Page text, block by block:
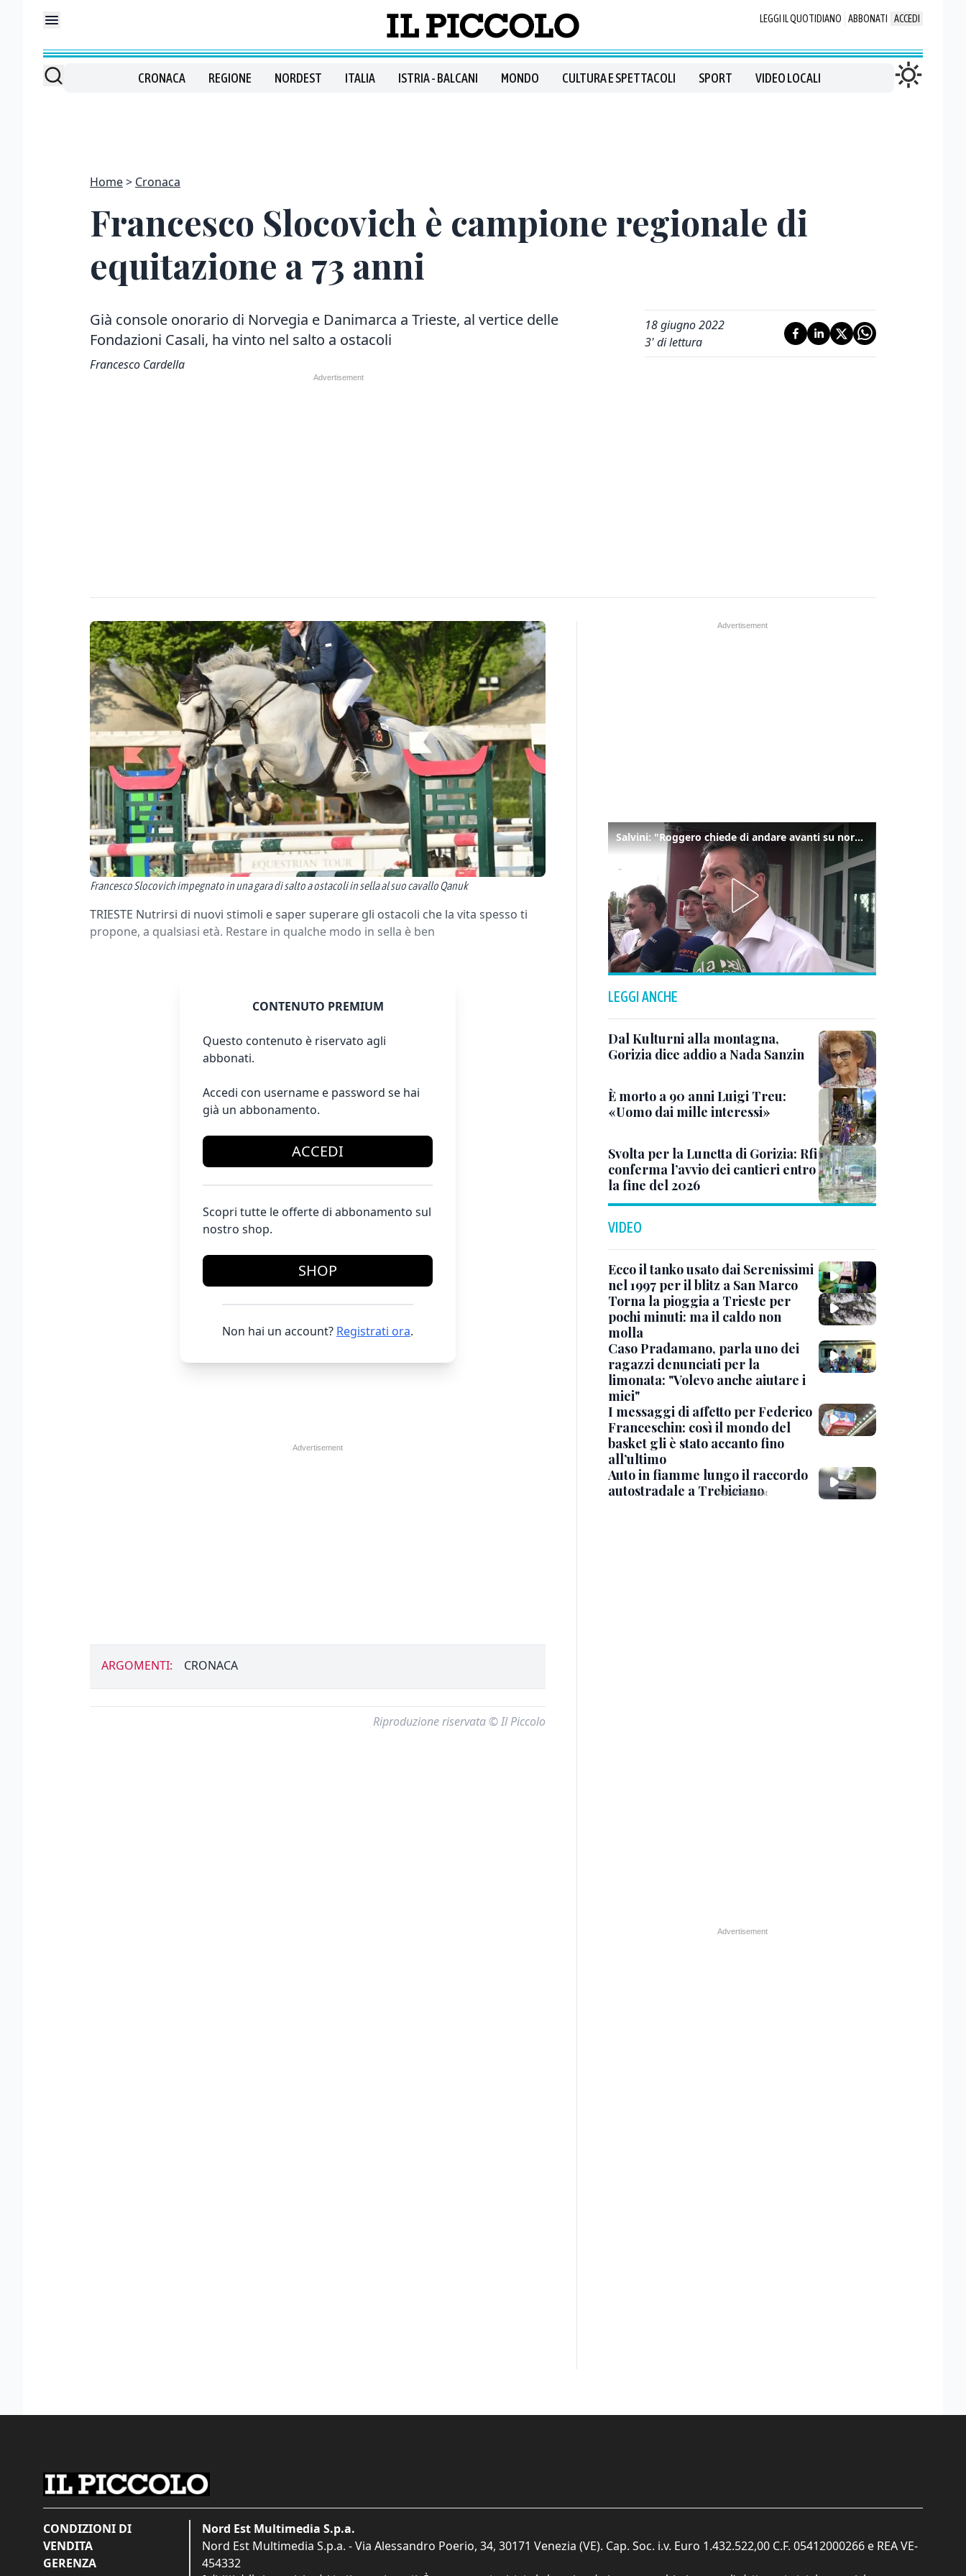
LEGGI IL QUOTIDIANO ABBONATI ACCEDI
CRONACA REGIONE NORDEST ITALIA ISTRIA - BALCANI MONDO CULTURA E SPETTACOLI SPORT VIDEO LOCALI
Home Cronaca
Francesco Slocovich è campione regionale di
equitazione a 73 anni
Già console onorario di Norvegia e Danimarca a Trieste, al vertice delle
Fondazioni Casali, ha vinto nel salto a ostacoli
Francesco Cardella
18 giugno 2022
3' di lettura
Francesco Slocovich impegnato in una gara di salto a ostacoli in sella al suo cavallo Qanuk
TRIESTE Nutrirsi di nuovi stimoli e saper superare gli ostacoli che la vita spesso ti
propone, a qualsiasi età. Restare in qualche modo in sella è ben
CONTENUTO PREMIUM
Questo contenuto è riservato agli
abbonati.
Accedi con username e password se hai
già un abbonamento.
ACCEDI
Scopri tutte le offerte di abbonamento sul
nostro shop.
SHOP
Non hai un account? Registrati ora.
ARGOMENTI: CRONACA
Riproduzione riservata © Il Piccolo
Salvini: "Roggero chiede di andare avanti su norma anti-risarcimenti"
LEGGI ANCHE
Dal Kulturni alla montagna,
Gorizia dice addio a Nada Sanzin
È morto a 90 anni Luigi Treu:
«Uomo dai mille interessi»
Svolta per la Lunetta di Gorizia: Rfi
conferma l’avvio dei cantieri entro
la fine del 2026
VIDEO
Ecco il tanko usato dai Serenissimi
nel 1997 per il blitz a San Marco
Torna la pioggia a Trieste per
pochi minuti: ma il caldo non
molla
Caso Pradamano, parla uno dei
ragazzi denunciati per la
limonata: "Volevo anche aiutare i
miei"
I messaggi di affetto per Federico
Franceschin: così il mondo del
basket gli è stato accanto fino
all’ultimo
Auto in fiamme lungo il raccordo
autostradale a Trebiciano
CONDIZIONI DI
VENDITA
GERENZA
Nord Est Multimedia S.p.a.
Nord Est Multimedia S.p.a. - Via Alessandro Poerio, 34, 30171 Venezia (VE). Cap. Soc. i.v. Euro 1.432.522,00 C.F. 05412000266 e REA VE-
454332